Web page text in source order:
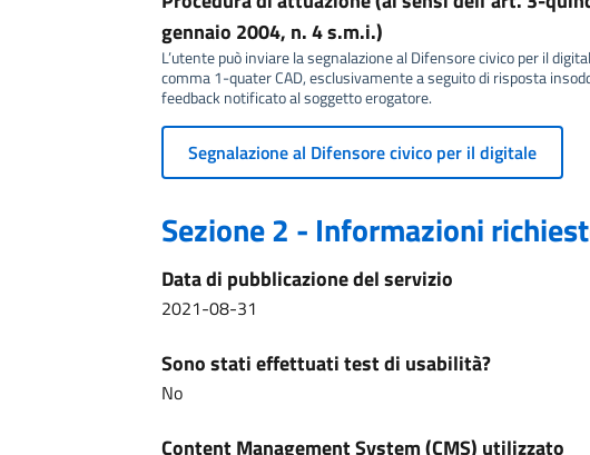
gennaio 2004, n. 4 s.m.i.)
L’utente può inviare la segnalazione al Difensore civico per il
comma 1-quater CAD, esclusivamente a seguito di risposta
feedback notificato al soggetto erogatore.
Segnalazione al Difensore civico per il digitale
Sezione 2 - Informazioni
Data di pubblicazione del servizio
2021-08-31
Sono stati effettuati test di usabilità?
No
Content Management System (CMS) utilizzato